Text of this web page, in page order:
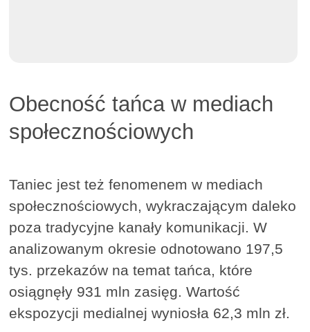
Obecność tańca w mediach
społecznościowych
Taniec jest też fenomenem w mediach
społecznościowych, wykraczającym daleko
poza tradycyjne kanały komunikacji. W
analizowanym okresie odnotowano 197,5
tys. przekazów na temat tańca, które
osiągnęły 931 mln zasięg. Wartość
ekspozycji medialnej wyniosła 62,3 mln zł.